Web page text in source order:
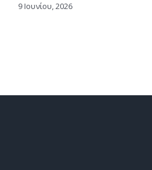
9 Ιουνίου, 2026